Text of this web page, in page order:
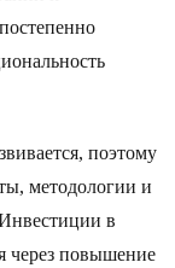
поэтому
методологии и
в
через повышение